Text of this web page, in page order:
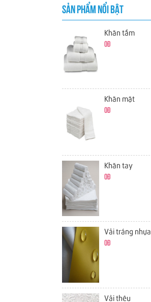
SẢN PHẨM NỔI BẬT
Khăn tắm
0đ
Khăn mặt
0đ
Khăn tay
0đ
Vải tráng nhựa
0đ
Vải thêu